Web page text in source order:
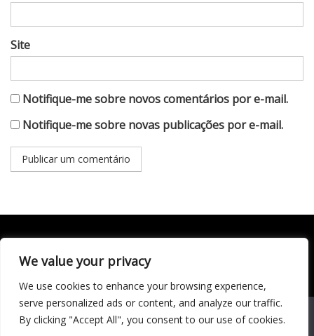
We value your privacy
We use cookies to enhance your browsing experience,
serve personalized ads or content, and analyze our traffic.
By clicking "Accept All", you consent to our use of cookies.
Site
Notifique-me sobre novos comentários por e-mail.
Notifique-me sobre novas publicações por e-mail.
Todo conteúdo publicado neste portal, incluindo textos,
responsabilidade do autor. © 2020 - 2024 Todos os direitos
reservados ao site Matéria Livre Royale News by
Themebeez
Economia
We use cookies to ensure that we give you the best
experience on our website. If you continue to use this site we